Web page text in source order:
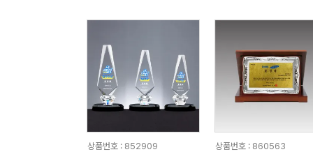
상품번호 : 852909
상품번호 : 860563